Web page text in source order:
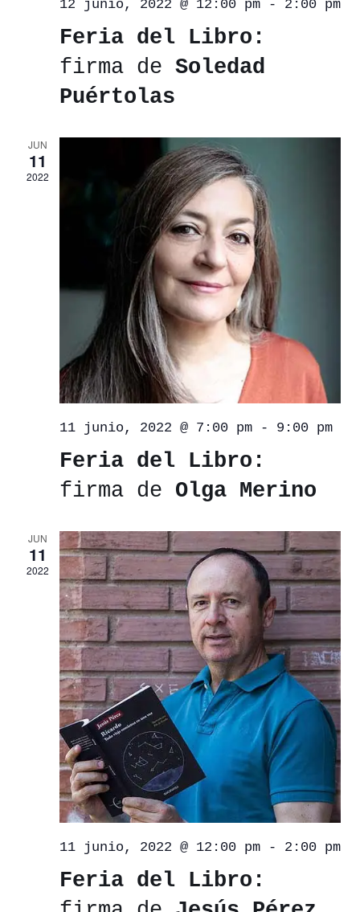
12 junio, 2022 @ 12:00 pm- 2:00 pm
Feria del Libro:
firma de Soledad
Puértolas
JUN
11
2022
11 junio, 2022 @ 7:00 pm- 9:00 pm
Feria del Libro:
firma de Olga Merino
JUN
11
2022
11 junio, 2022 @ 12:00 pm- 2:00 pm
Feria del Libro: